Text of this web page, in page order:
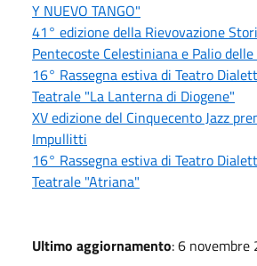
Y NUEVO TANGO"
41° edizione della Rievovazione
Pentecoste Celestiniana e Palio
16° Rassegna estiva di Teatro
Teatrale "La Lanterna di Diogene"
XV edizione del Cinquecento Jazz
Impullitti
16° Rassegna estiva di Teatro
Teatrale "Atriana"
Ultimo aggiornamento: 6 novembre